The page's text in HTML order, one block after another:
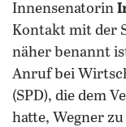
Innensenatorin
Kontakt mit der
näher benannt
Anruf bei
(SPD), die dem
hatte, Wegner